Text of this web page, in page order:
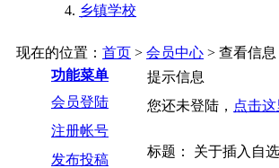
乡镇学校
现在的位置： 首页 > 会员中心 > 查看信
功能菜单
会员登陆
注册帐号
发布投稿
提示信息
您还未登陆， 点击这
标题： 关于插入自